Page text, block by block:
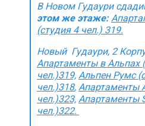
В Новом Гудаури
этом же этаже:
(студия 4 чел.) 319.
Новый Гудаури, 2
Aпартаменты в Альпах
чел.)319, Альпен Румс
чел.)318, Апартаменты
чел.)323, Апартаменты
чел.)322.
Долгосрочная
Казбеги
Другое
ГРУЗИЯ
О Грузии
Визы и Документы